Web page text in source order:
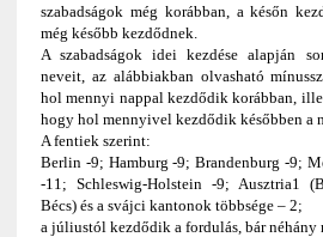
szabadságok még korábban, a későn
még később kezdődnek.
A szabadságok idei kezdése alapján
neveit, az alábbiakban olvasható
hol mennyi nappal kezdődik korábban,
hogy hol mennyivel kezdődik későbben a
A fentiek szerint:
Berlin -9; Hamburg -9; Brandenburg -9;
-11; Schleswig-Holstein -9; Ausztria1
Bécs) és a svájci kantonok többsége – 2;
a júliustól kezdődik a fordulás, bár néhány